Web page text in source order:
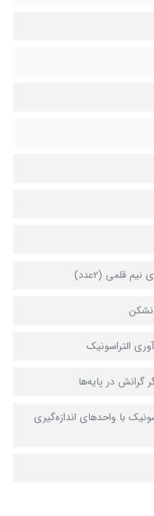
قلمی (2عدد)
التراسونیک
با واحدهای اندازه‌گیری